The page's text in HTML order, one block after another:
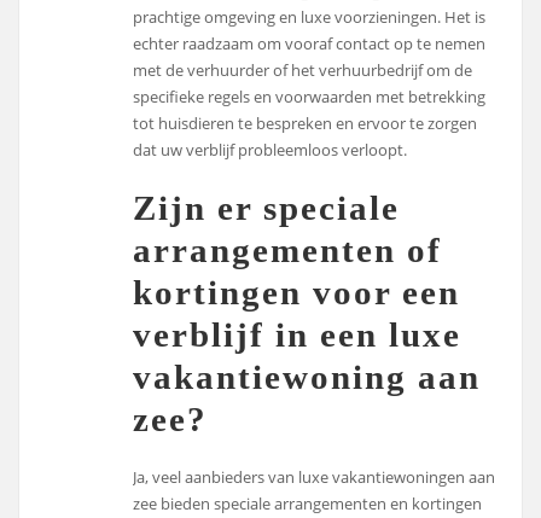
prachtige omgeving en luxe voorzieningen. Het is
echter raadzaam om vooraf contact op te nemen
met de verhuurder of het verhuurbedrijf om de
specifieke regels en voorwaarden met betrekking
tot huisdieren te bespreken en ervoor te zorgen
dat uw verblijf probleemloos verloopt.
Zijn er speciale
arrangementen of
kortingen voor een
verblijf in een luxe
vakantiewoning aan
zee?
Ja, veel aanbieders van luxe vakantiewoningen aan
zee bieden speciale arrangementen en kortingen